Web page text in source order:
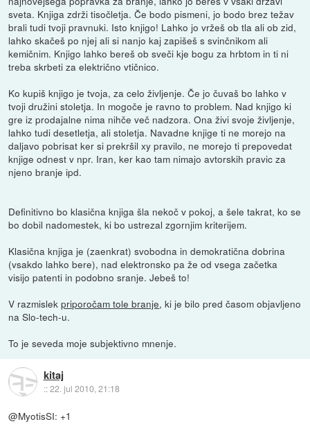
sveta. Knjiga zdrži tisočletja. Če bodo pismeni, jo bodo brez težav
brali tudi tvoji pravnuki. Isto knjigo! Lahko jo vržeš ob tla ali ob zid,
lahko skačeš po njej ali si nanjo kaj zapišeš s svinčnikom ali
kemičnim. Knjigo lahko bereš ob sveči kje bogu za hrbtom in ti ni
treba skrbeti za električno vtičnico.
Ko kupiš knjigo je tvoja, za celo življenje. Če jo čuvaš bo lahko v
tvoji družini stoletja. In mogoče je ravno to problem. Nad knjigo ki
gre iz prodajalne nima nihče več nadzora. Ona živi svoje življenje,
lahko tudi desetletja, ali stoletja. Navadne knjige ti ne morejo na
daljavo pobrisat ker si prekršil xy pravilo, ne morejo ti prepovedat
knjige odnest v npr. Iran, ker kao tam nimajo avtorskih pravic za
njeno branje ipd.
Definitivno bo klasična knjiga šla nekoč v pokoj, a šele takrat, ko se
bo dobil nadomestek, ki bo ustrezal zgornjim kriterijem.
Klasična knjiga je (zaenkrat) svobodna in demokratična dobrina
(vsakdo lahko bere), nad elektronsko pa že od vsega začetka
visijo patenti in podobno sranje. Jebeš to!
V razmislekpriporočam tole branje, ki je bilo pred časom objavljeno
na Slo-tech-u.
To je seveda moje subjektivno mnenje.
kitaj
::22. jul 2010, 21:18
@MyotisSI: +1